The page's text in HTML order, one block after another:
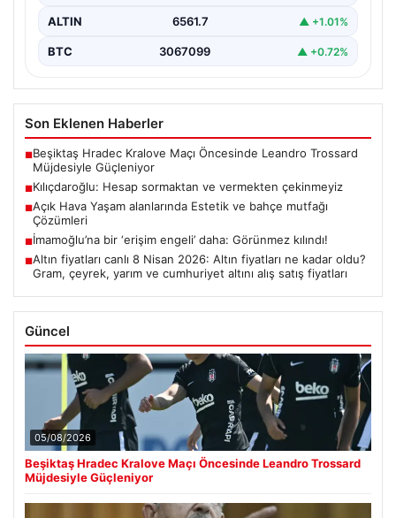
ALTIN 6561.7 ▲ +1.01%
BTC 3067099 ▲ +0.72%
Son Eklenen Haberler
■Beşiktaş Hradec Kralove Maçı Öncesinde Leandro Trossard
Müjdesiyle Güçleniyor
■Kılıçdaroğlu: Hesap sormaktan ve vermekten çekinmeyiz
■Açık Hava Yaşam alanlarında Estetik ve bahçe mutfağı
Çözümleri
■İmamoğlu’na bir ‘erişim engeli’ daha: Görünmez kılındı!
■Altın fiyatları canlı 8 Nisan 2026: Altın fiyatları ne kadar oldu?
Gram, çeyrek, yarım ve cumhuriyet altını alış satış fiyatları
Güncel
05/08/2026
Beşiktaş Hradec Kralove Maçı Öncesinde Leandro Trossard
Müjdesiyle Güçleniyor